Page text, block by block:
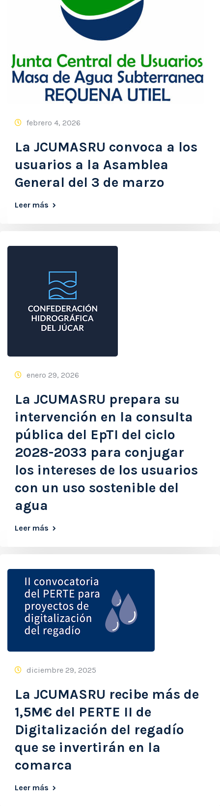
febrero 4, 2026
La JCUMASRU convoca a los
usuarios a la Asamblea
General del 3 de marzo
Leer más
enero 29, 2026
La JCUMASRU prepara su
intervención en la consulta
pública del EpTI del ciclo
2028-2033 para conjugar
los intereses de los usuarios
con un uso sostenible del
agua
Leer más
diciembre 29, 2025
La JCUMASRU recibe más de
1,5M€ del PERTE II de
Digitalización del regadío
que se invertirán en la
comarca
Leer más